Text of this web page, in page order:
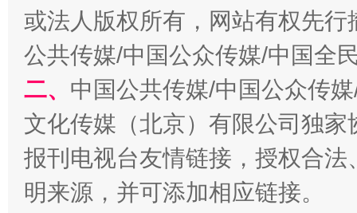
招工难、用工荒背后
或法人版权所有，网站有权先
公共传媒/中国公众传媒/中国全
二、 中国公共传媒/中国公众传
文化传媒（北京）有限公司独
报刊电视台友情链接，授权合
明来源，并可添加相应链接。